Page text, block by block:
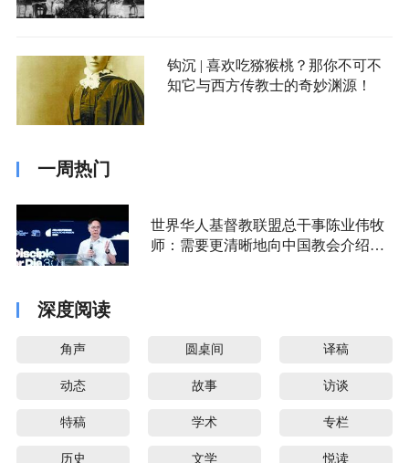
钩沉 | 喜欢吃猕猴桃？那你不可不
知它与西方传教士的奇妙渊源！
一周热门
世界华人基督教联盟总干事陈业伟牧
师：需要更清晰地向中国教会介绍福
深度阅读
角声 圆桌间 译稿
动态 故事 访谈
特稿 学术 专栏
历史 文学 悦读